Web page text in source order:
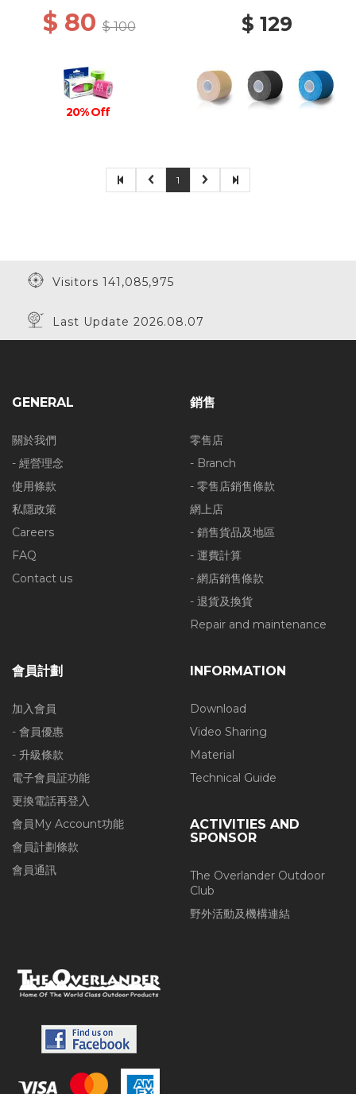
$ 80$ 100
20% Off
$ 129
1
Visitors 141,085,975
Last Update 2026.08.07
GENERAL
關於我們
- 經營理念
使用條款
私隱政策
Careers
FAQ
Contact us
銷售
零售店
- Branch
- 零售店銷售條款
網上店
- 銷售貨品及地區
- 運費計算
- 網店銷售條款
- 退貨及換貨
Repair and maintenance
會員計劃
加入會員
- 會員優惠
- 升級條款
電子會員証功能
更換電話再登入
會員My Account功能
會員計劃條款
會員通訊
INFORMATION
Download
Video Sharing
Material
Technical Guide
ACTIVITIES AND
SPONSOR
The Overlander Outdoor
Club
野外活動及機構連結